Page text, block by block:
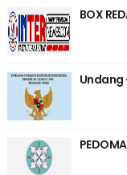
BOX
Undang